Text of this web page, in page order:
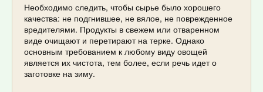
Необходимо следить, чтобы сырье было хорошего
качества: не подгнившее, не вялое, не поврежденное
вредителями. Продукты в свежем или отваренном
виде очищают и перетирают на терке. Однако
основным требованием к любому виду овощей
является их чистота, тем более, если речь идет о
заготовке на зиму.